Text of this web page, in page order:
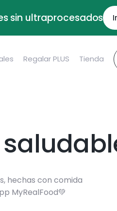
sin ultraprocesados
Regalar PLUS Tienda
hechas con comida
MyRealFood💚